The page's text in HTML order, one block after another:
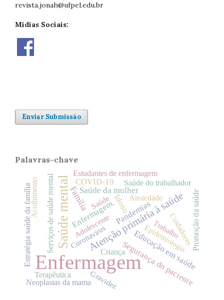
revista.jonah@ufpel.edu.br
Mídias Sociais:
Enviar Submissão
Palavras-chave
Enfermagem
Saúde mental Atenção primária à saúde
Enfermagem.
Segurança do paciente
Idoso
Educação em saúde
Saúde da mulher
Família
COVID-19
Pandemias
Serviços de saúde mental Saúde
Epidemiologia
Gravidez
Saúde do trabalhador
Estudantes de enfermagem
Cuidadores
Estratégia saúde da família Promoção da saúde
Adolescente
Acolhimento
Neoplasias da mama
Criança
Trabalho
Ansiedade
Coronavirus
Terapêutica